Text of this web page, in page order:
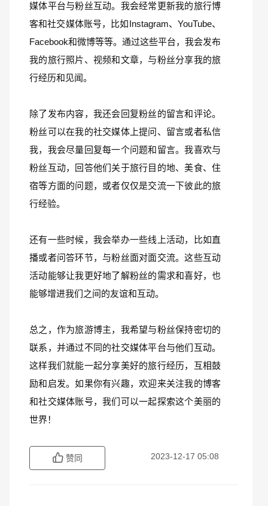
媒体平台与粉丝互动。我会经常更新我的旅行博
客和社交媒体账号，比如Instagram、YouTube、
Facebook和微博等等。通过这些平台，我会发布
我的旅行照片、视频和文章，与粉丝分享我的旅
行经历和见闻。
除了发布内容，我还会回复粉丝的留言和评论。
粉丝可以在我的社交媒体上提问、留言或者私信
我，我会尽量回复每一个问题和留言。我喜欢与
粉丝互动，回答他们关于旅行目的地、美食、住
宿等方面的问题，或者仅仅是交流一下彼此的旅
行经验。
还有一些时候，我会举办一些线上活动，比如直
播或者问答环节，与粉丝面对面交流。这些互动
活动能够让我更好地了解粉丝的需求和喜好，也
能够增进我们之间的友谊和互动。
总之，作为旅游博主，我希望与粉丝保持密切的
联系，并通过不同的社交媒体平台与他们互动。
这样我们就能一起分享美好的旅行经历，互相鼓
励和启发。如果你有兴趣，欢迎来关注我的博客
和社交媒体账号，我们可以一起探索这个美丽的
世界！
赞同 2023-12-17 05:08